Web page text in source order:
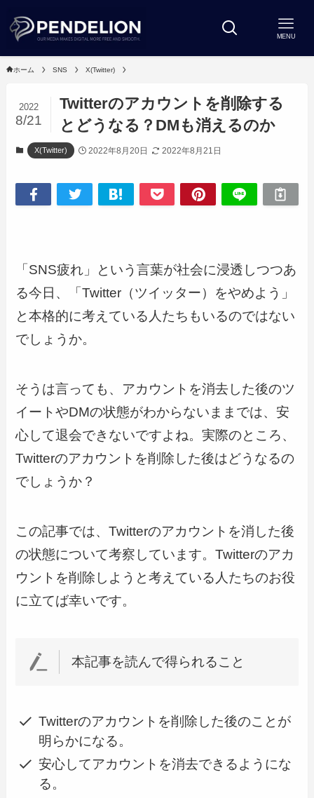
MENU
ホーム SNS X(Twitter)
Twitterのアカウントを削除する
とどうなる？DMも消えるのか
2022
8/21
X(Twitter) 2022年8月20日 2022年8月21日
「SNS疲れ」という言葉が社会に浸透しつつあ
る今日、「Twitter（ツイッター）をやめよう」
と本格的に考えている人たちもいるのではない
でしょうか。
そうは言っても、アカウントを消去した後のツ
イートやDMの状態がわからないままでは、安
心して退会できないですよね。実際のところ、
Twitterのアカウントを削除した後はどうなるの
でしょうか？
この記事では、Twitterのアカウントを消した後
の状態について考察しています。Twitterのアカ
ウントを削除しようと考えている人たちのお役
に立てば幸いです。
本記事を読んで得られること
Twitterのアカウントを削除した後のことが
明らかになる。
安心してアカウントを消去できるようにな
る。